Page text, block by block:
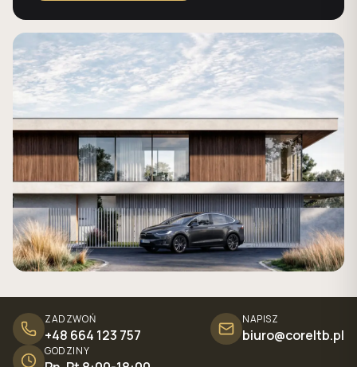
ZADZWOŃ
+48 664 123 757
NAPISZ
biuro@coreltb.pl
GODZINY